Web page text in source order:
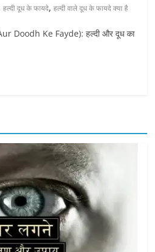
हल्दी दूध के फायदे,हल्दी वाले दूध के फायदे क्या है
Doodh Ke Fayde): हल्दी और दूध का